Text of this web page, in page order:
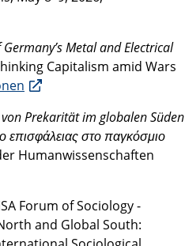
Metal and Electrical
Capitalism amid Wars
Prekarität im globalen Süden
επισφάλειας στο παγκόσμιο
Humanwissenschaften
Forum of Sociology -
and Global South: